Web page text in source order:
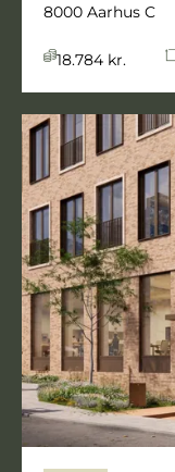
8000 Aarhus C
18.784 kr.